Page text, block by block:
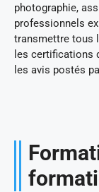
photographie,
professionnels
transmettre tous
les certifications
les avis postés